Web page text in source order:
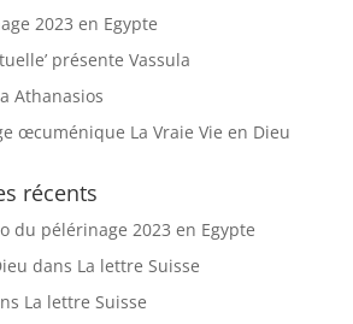
2023 en Egypte
présente Vassula
Athanasios
œcuménique La Vraie Vie en Dieu
récents
du pélérinage 2023 en Egypte
dans La lettre Suisse
La lettre Suisse